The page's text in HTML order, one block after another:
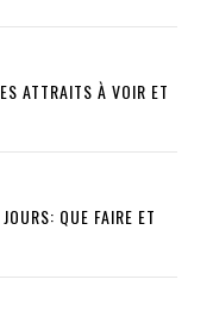
ATTRAITS À VOIR ET
QUE FAIRE ET